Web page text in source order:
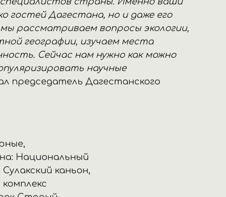
гостей Дагестана, но и даже его
рассматриваем вопросы экологии,
географии, изучаем места
Сейчас нам нужно как можно
научные
председатель Дагестанского
Национальный
каньон,